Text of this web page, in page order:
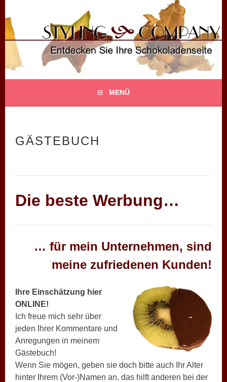
zum
InhaltSTYLING COMPANY
ENTDECKEN SIE IHRE SCHOKOLADENSEITE!
MENÜ
GÄSTEBUCH
Die beste Werbung…
… für mein Unternehmen, sind
meine zufriedenen Kunden!
Ihre Einschätzung hier
ONLINE!
Ich freue mich sehr über
jeden Ihrer Kommentare und
Anregungen in meinem
Gästebuch!
Wenn Sie mögen, geben sie doch bitte auch Ihr Alter
hinter Ihrem (Vor-)Namen an, das hilft anderen bei der